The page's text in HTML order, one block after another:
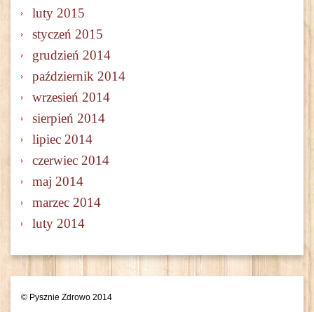
luty 2015
styczeń 2015
grudzień 2014
październik 2014
wrzesień 2014
sierpień 2014
lipiec 2014
czerwiec 2014
maj 2014
marzec 2014
luty 2014
© Pysznie Zdrowo 2014